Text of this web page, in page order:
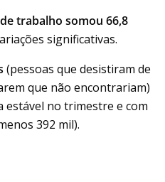
trabalho somou 66,8
significativas.
(pessoas que desistiram de
que não encontrariam)
estável no trimestre e com
392 mil).